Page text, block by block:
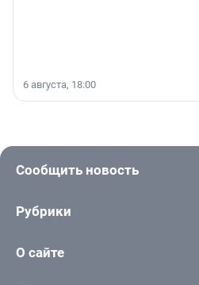
6 августа, 18:00
Сообщить новость
Рубрики
О сайте